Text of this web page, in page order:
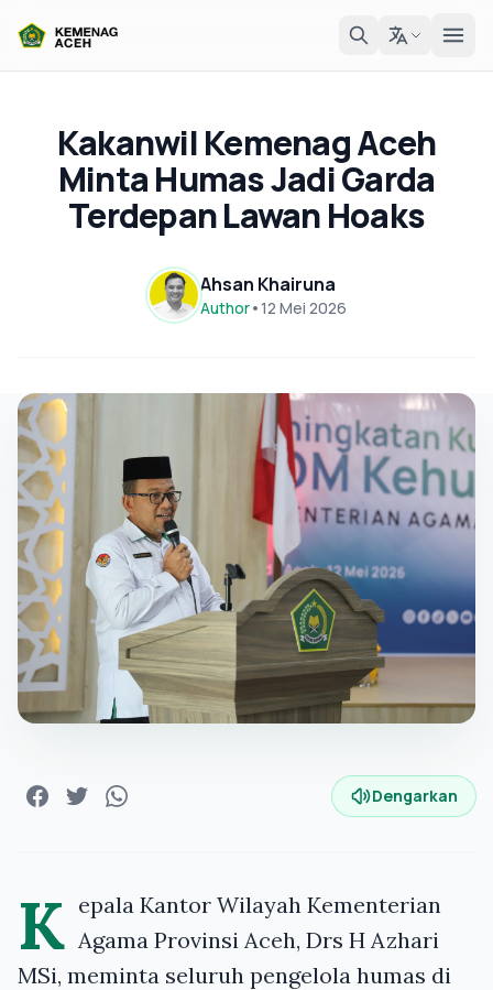
Kakanwil Kemenag Aceh
Minta Humas Jadi Garda
Terdepan Lawan Hoaks
Ahsan Khairuna
Author•12 Mei 2026
Dengarkan
K epala Kantor Wilayah Kementerian
Agama Provinsi Aceh, Drs H Azhari
MSi, meminta seluruh pengelola humas di